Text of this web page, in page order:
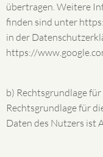
übertragen. Weitere
finden sind unter
in der
https://
b) Rechtsgrundlage
Rechtsgrundlage für
Daten des Nutzers ist